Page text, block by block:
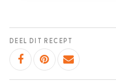
DEEL DIT RECEPT